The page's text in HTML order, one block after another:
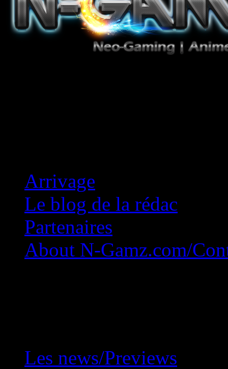
Arrivage
Le blog de la rédac
Partenaires
About N-Gamz.com/
Les news/Previews